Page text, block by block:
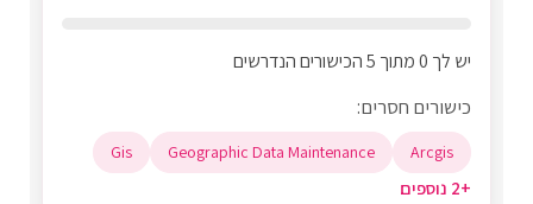
יש לך 0 מתוך 5 הכישורים הנדרשים
כישורים חסרים:
Arcgis
Geographic Data Maintenance
Gis
+2 נוספים